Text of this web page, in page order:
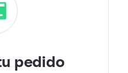
pedido